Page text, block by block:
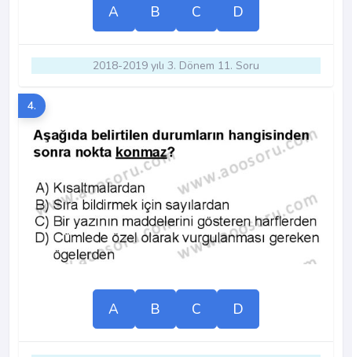
A B C D
2018-2019 yılı 3. Dönem 11. Soru
4.
A B C D